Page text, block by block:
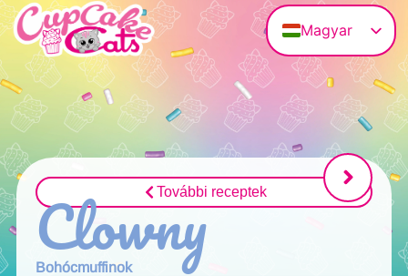
Magyar
Deutsch
English (UK)
Français
Polski
Italiano
További receptek
Clowny
Bohócmuffinok